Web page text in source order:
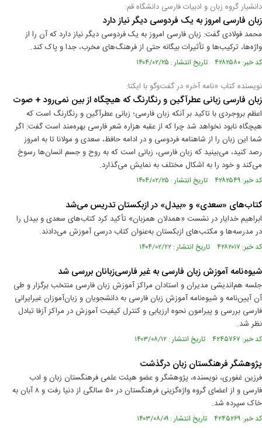
دانشیار گروه زبان و ادبیات فارسی دانشگاه قم:
زبان فارسی امروز به یک فردوسی دیگر نیاز دارد
محمد فولادی گفت: زبان فارسی امروز به یک فردوسی دیگر نیاز دارد که آن را از
واژه‌ها، ترکیب‌ها و تأثیرات بیگانه حتی از فرهنگ‌های مخرب، جدا و پاک کند.
کد خبر: ۴۲۸۲۵۸۰ تاریخ انتشار : ۱۴۰۴/۰۲/۲۵
نویسنده کتاب «نامه آخر» در گفت‌وگو با ایکنا:
زبان فارسی ‌زبانی عطرآگین و رنگارنگ که هیچگاه از بین نمی‌رود + صوت
اعظم بروجردی با تاکید بر آنکه زبان فارسی؛ ‌زبانی عطرآگین و رنگارنگ است که
هیچگاه نابود نخواهد شد چرا که از عقبه هزاره شعر فارسی بهره‌مند است گفت: اگر
شما این زبان را از شاهنامه فردوسی و در ادامه حافظ، سعدی و مولانا تا به امروز
رصد کنید، می‌بینید که زبان فارسی، زبانی است که به روح و جسم انسان‌ها رسوخ
می‌کند و خود را به اشکال مختلف به نمایش می‌گذارد.
کد خبر: ۴۲۸۲۵۴۹ تاریخ انتشار : ۱۴۰۴/۰۲/۲۵
کتاب‌های «سعدی» و «بیدل» در ازبکستان تدریس می‌شد
ابراهیم خدایار در نشست «همدلان همزبان» تأکید کرد کتاب‌های سعدی و بیدل را
در مدرسه‌ها و مکتب‌های ازبکستان به‌عنوان کتاب درسی آموزش می‌دادند.
کد خبر: ۴۲۸۲۰۱۷ تاریخ انتشار : ۱۴۰۴/۰۲/۲۲
شیوه‌نامه آموزش زبان فارسی به غیر فارسی‌زبانان بررسی شد
جلسه هم‌اندیشی مدیران و استادان مراکز آموزش‌ زبان فارسی منتخب برگزار و طی
آن آیین‌نامه و شیوه‌نامه آموزش زبان فارسی به دانشجویان و زبان‌آموزان غیرایرانی
فارسی بررسی و پیرامون نحوه ارزیابی و کنترل کیفیت آموزش در مراکز آزفا تبادل‌
نظر شد.
کد خبر: ۴۲۴۵۷۶۷ تاریخ انتشار : ۱۴۰۳/۰۸/۱۲
پژوهشگر فرهنگستان زبان درگذشت
فرزین غفوری، نویسنده، پژوهشگر و عضو هیئت علمی فرهنگستان زبان و ادب
فارسی و از اعضای گروه واژه‌گزینی فرهنگستان در ۵۰ سالگی از دنیا رفت و ۸ آبان به
خاک سپرده شد.
کد خبر: ۴۲۴۵۲۶۹ تاریخ انتشار : ۱۴۰۳/۰۸/۰۹